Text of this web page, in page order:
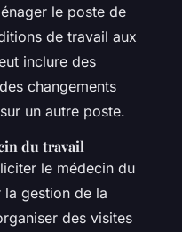
le poste de
de travail aux
inclure des
changements
un autre poste.
du travail
le médecin du
gestion de la
des visites